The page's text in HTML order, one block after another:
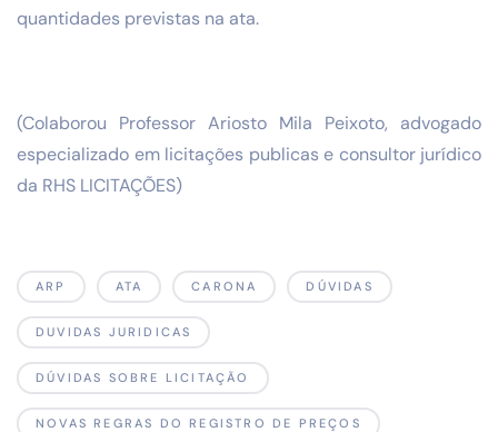
quantidades previstas na ata.
(Colaborou Professor Ariosto Mila Peixoto, advogado
especializado em licitações publicas e consultor jurídico
da RHS LICITAÇÕES)
ARP ATA CARONA DÚVIDAS
DUVIDAS JURIDICAS
DÚVIDAS SOBRE LICITAÇÃO
NOVAS REGRAS DO REGISTRO DE PREÇOS